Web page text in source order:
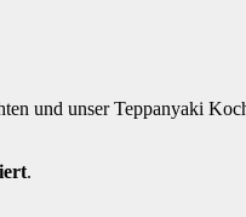
und unser Teppanyaki
.